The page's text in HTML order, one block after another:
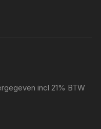
incl 21% BTW